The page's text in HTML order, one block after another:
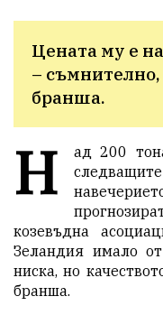
Цената му е
–
бранша.
Н
ад 200
козевъдна
Зеландия имало
ниска, но
бранша.